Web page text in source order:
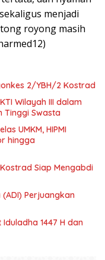
menjadi
royong masih
2/YBH/2 Kostrad
Wilayah III dalam
Tinggi Swasta
UMKM, HIPMI
hingga
Siap Mengabdi
(ADI) Perjuangkan
1447 H dan